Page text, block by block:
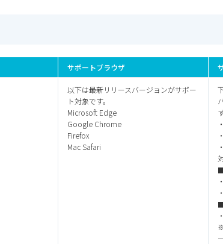
サポートブラウザ
以下は最新リリースバージョンがサポー
ト対象です。
Microsoft Edge
Google Chrome
Firefox
Mac Safari